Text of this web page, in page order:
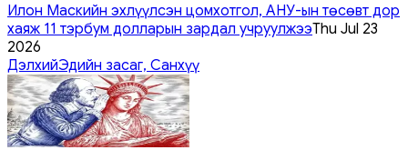
Илон Маскийн эхлүүлсэн цомхотгол, АНУ-ын төсөвт дор
хаяж 11 тэрбум долларын зардал учруулжээThu Jul 23
2026
ДэлхийЭдийн засаг, Санхүү